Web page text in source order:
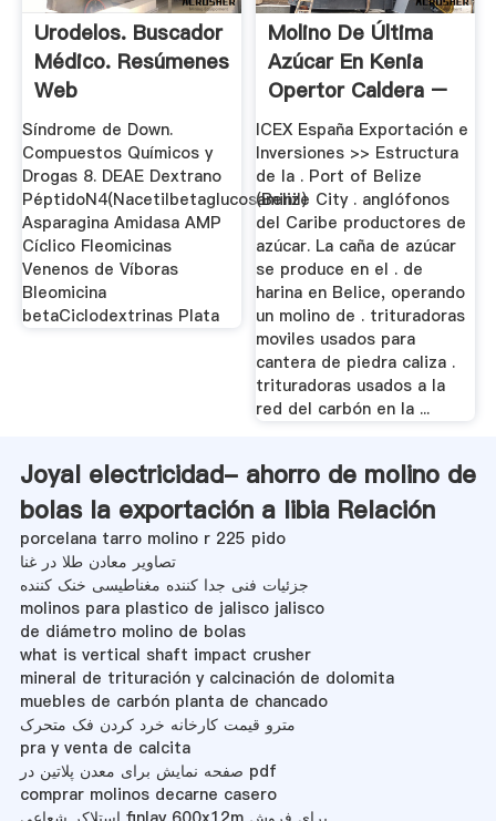
Urodelos. Buscador
Médico. Resúmenes
Web
Síndrome de Down.
Compuestos Químicos y
Drogas 8. DEAE Dextrano
PéptidoN4(Nacetilbetaglucosaminil)
Asparagina Amidasa AMP
Cíclico Fleomicinas
Venenos de Víboras
Bleomicina
betaCiclodextrinas Plata
Molino De Última
Azúcar En Kenia
Opertor Caldera –
Caldera ...
ICEX España Exportación e
Inversiones >> Estructura
de la . Port of Belize
(Belize City . anglófonos
del Caribe productores de
azúcar. La caña de azúcar
se produce en el . de
harina en Belice, operando
un molino de . trituradoras
moviles usados para
cantera de piedra caliza .
trituradoras usados a la
red del carbón en la ...
Joyal electricidad- ahorro de molino de
bolas la exportación a libia Relación
porcelana tarro molino r 225 pido
تصاویر معادن طلا در غنا
جزئیات فنی جدا کننده مغناطیسی خنک کننده
molinos para plastico de jalisco jalisco
de diámetro molino de bolas
what is vertical shaft impact crusher
mineral de trituración y calcinación de dolomita
muebles de carbón planta de chancado
مترو قیمت کارخانه خرد کردن فک متحرک
pra y venta de calcita
صفحه نمایش برای معدن پلاتین در pdf
comprar molinos decarne casero